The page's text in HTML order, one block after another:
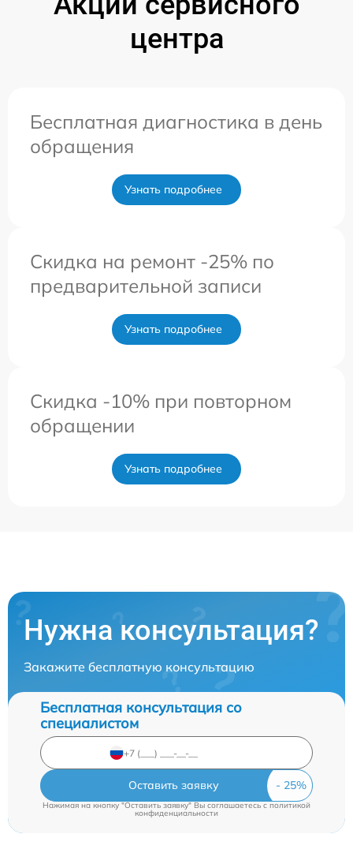
центра
Бесплатная диагностика в день
обращения
Узнать подробнее
Скидка на ремонт -25% по
предварительной записи
Узнать подробнее
Скидка -10% при повторном
обращении
Узнать подробнее
Нужна консультация?
Закажите бесплатную консультацию
Бесплатная консультация со
специалистом
Оставить заявку
Нажимая на кнопку "Оставить заявку" Вы соглашаетесь c политикой
конфиденциальности